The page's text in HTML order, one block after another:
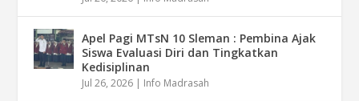
Apel Pagi MTsN 10 Sleman : Pembina Ajak
Siswa Evaluasi Diri dan Tingkatkan
Kedisiplinan
Jul 26, 2026 | Info Madrasah